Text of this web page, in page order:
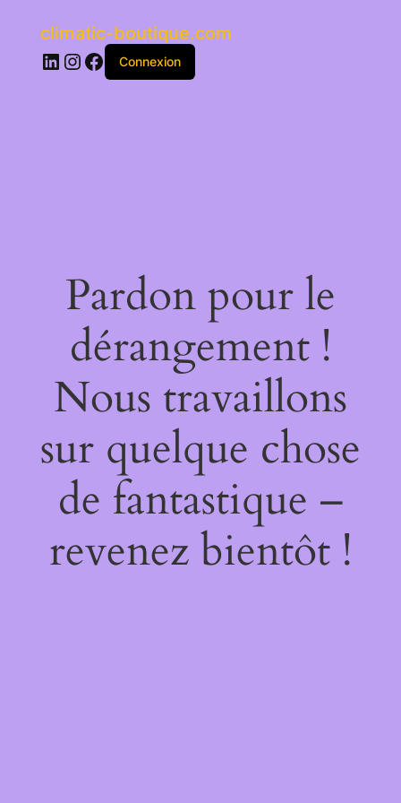
climatic-boutique.com
LinkedIn
Instagram
Facebook
Connexion
Pardon pour le
dérangement !
Nous travaillons
sur quelque chose
de fantastique –
revenez bientôt !